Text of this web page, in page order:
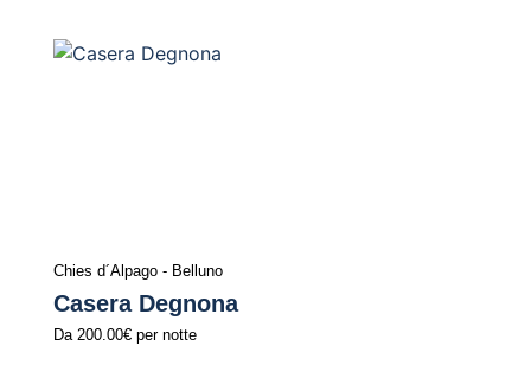
Chies d´Alpago - Belluno
Casera Degnona
Da 200.00€ per notte